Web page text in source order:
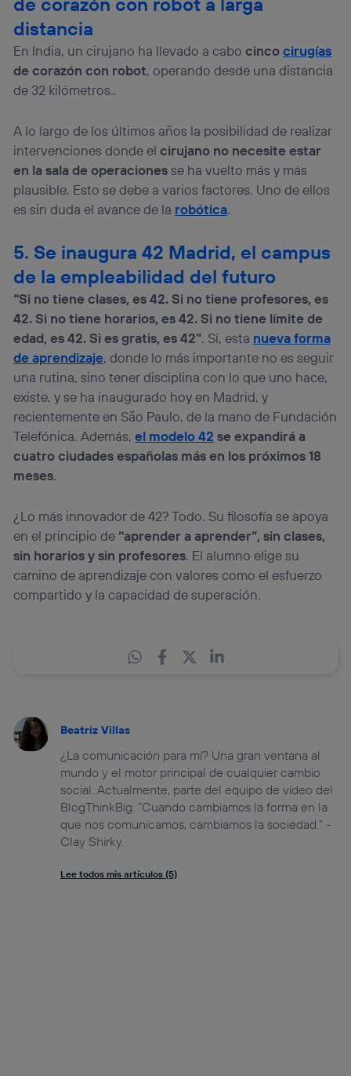
distancia
En India, un cirujano ha llevado a cabocincocirugías
de corazón con robot, operando desde una distancia
de 32 kilómetros..
A lo largo de los últimos años la posibilidad de realizar
intervenciones donde elcirujano no necesite estar
en la sala de operacionesse ha vuelto más y más
plausible. Esto se debe a varios factores. Uno de ellos
es sin duda el avance de la robótica.
5. Se inaugura 42 Madrid, el campus
de la empleabilidad del futuro
“Si no tiene clases, es 42. Si no tiene profesores, es
42. Si no tiene horarios, es 42. Si no tiene límite de
edad, es 42. Si es gratis, es 42”. Sí, esta nueva forma
de aprendizaje, donde lo más importante no es seguir
una rutina, sino tener disciplina con lo que uno hace,
existe, y se ha inaugurado hoy en Madrid, y
recientemente en São Paulo, de la mano de Fundación
Telefónica. Además,el modelo 42 se expandirá a
cuatro ciudades españolas más en los próximos 18
meses.
¿Lo más innovador de 42? Todo. Su filosofía se apoya
en el principio de “aprender a aprender”, sin clases,
sin horarios y sin profesores. El alumno elige su
camino de aprendizaje con valores como el esfuerzo
compartido y la capacidad de superación.
Beatriz Villas
¿La comunicación para mí? Una gran ventana al
mundo y el motor principal de cualquier cambio
social. Actualmente, parte del equipo de vídeo del
BlogThinkBig. "Cuando cambiamos la forma en la
que nos comunicamos, cambiamos la sociedad." -
Clay Shirky.
Lee todos mis artículos (5)